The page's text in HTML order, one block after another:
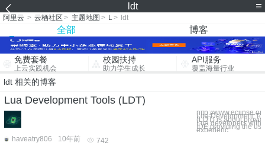
ldt
阿里云 > 云栖社区 > 主题地图 > L> ldt
全部 博客
免费套餐
上云实践机会
校园扶持
助力学生成长
API服务
覆盖海量行业
ldt 相关的博客
Lua Development Tools (LDT)
http://
Lua Development
(LDT) is about
Lua developers with
IDE providing the
experienc
haveatry806
10年前 742